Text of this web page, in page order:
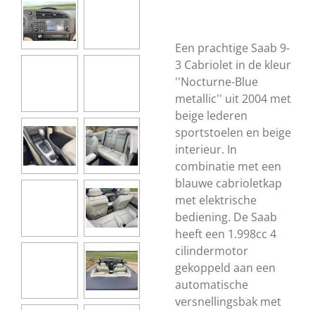
Een prachtige Saab 9-
3 Cabriolet in de kleur
''Nocturne-Blue
metallic'' uit 2004 met
beige lederen
sportstoelen en beige
interieur. In
combinatie met een
blauwe cabrioletkap
met elektrische
bediening. De Saab
heeft een 1.998cc 4
cilindermotor
gekoppeld aan een
automatische
versnellingsbak met